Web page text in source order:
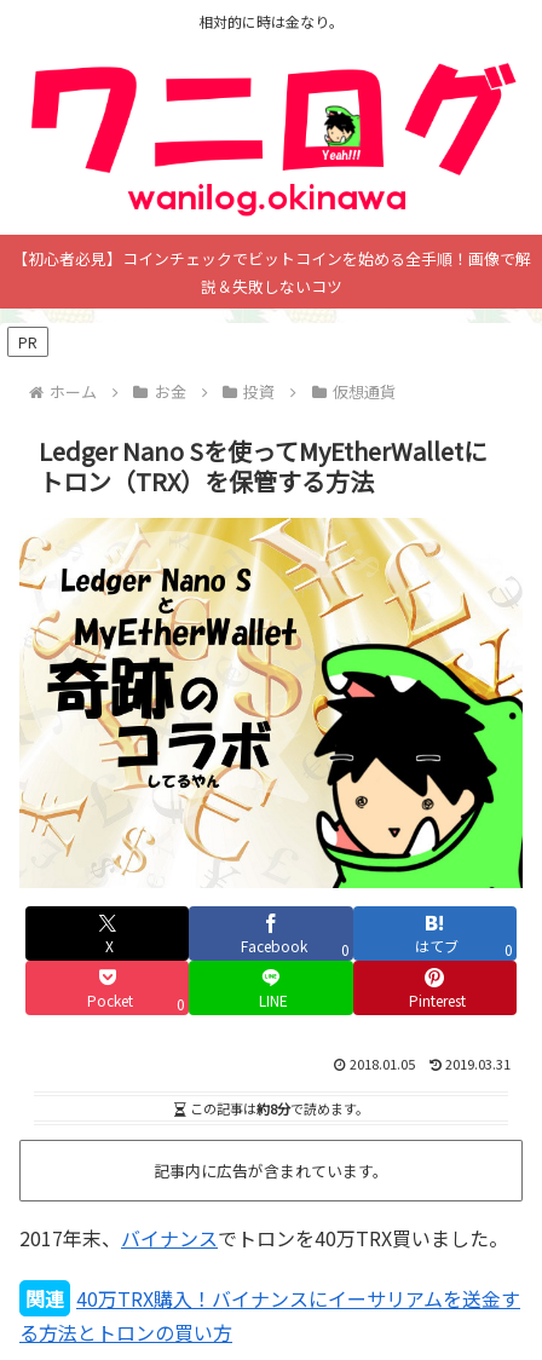
相対的に時は金なり。
【初心者必見】コインチェックでビットコインを始める全手順！画像で解
説＆失敗しないコツ
PR
ホーム お金 投資 仮想通貨
Ledger Nano Sを使ってMyEtherWalletに
トロン（TRX）を保管する方法
X Facebook 0 はてブ 0
Pocket 0 LINE Pinterest
2018.01.05 2019.03.31
この記事は約8分で読めます。
記事内に広告が含まれています。
2017年末、 バイナンスでトロンを40万TRX買いました。
関連 40万TRX購入！バイナンスにイーサリアムを送金す
る方法とトロンの買い方